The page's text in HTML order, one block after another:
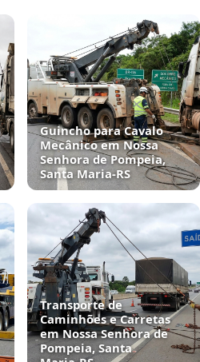
Guincho para Cavalo
Mecânico em Nossa
Senhora de Pompeia,
Santa Maria‑RS
Transporte de
Caminhões e Carretas
em Nossa Senhora de
Pompeia, Santa